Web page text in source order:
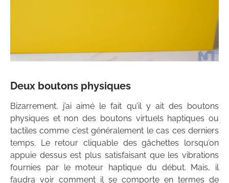
Deux boutons physiques
Bizarrement, j’ai aimé le fait qu’il y ait des boutons
physiques et non des boutons virtuels haptiques ou
tactiles comme c’est généralement le cas ces derniers
temps. Le retour cliquable des gâchettes lorsqu’on
appuie dessus est plus satisfaisant que les vibrations
fournies par le moteur haptique du début. Mais, il
faudra voir comment il se comporte en termes de